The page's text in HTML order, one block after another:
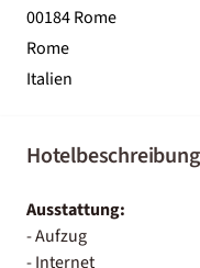
00184 Rome
Rome
Italien
Ausstattung:
- Aufzug
- Internet